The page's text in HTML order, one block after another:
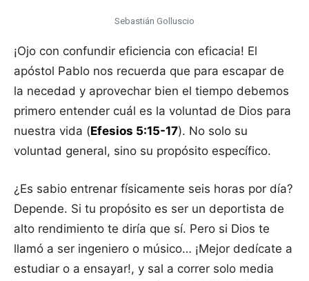
Sebastián Golluscio
¡Ojo con confundir eficiencia con eficacia! El
apóstol Pablo nos recuerda que para escapar de
la necedad y aprovechar bien el tiempo debemos
primero entender cuál es la voluntad de Dios para
nuestra vida (Efesios 5:15-17). No solo su
voluntad general, sino su propósito específico.
¿Es sabio entrenar físicamente seis horas por día?
Depende. Si tu propósito es ser un deportista de
alto rendimiento te diría que sí. Pero si Dios te
llamó a ser ingeniero o músico… ¡Mejor dedícate a
estudiar o a ensayar!, y sal a correr solo media